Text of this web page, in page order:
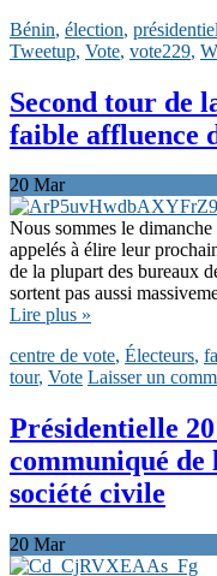
Bénin, élection,
Tweetup, Vote, vote229,
Second tour de
faible affluence
20 Mar
Nous sommes le
appelés à élire leur
de la plupart des bureaux
sortent pas aussi
Lire plus »
centre de vote, Électeurs,
tour, Vote Laisser un
Présidentielle
communiqué de
société civile
20 Mar